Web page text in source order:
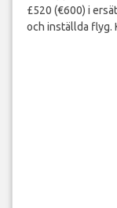
£520 (€600) i
och inställda flyg.